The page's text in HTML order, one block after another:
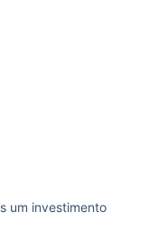
um investimento